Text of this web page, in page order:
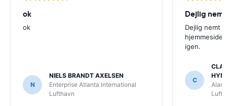
ok
ok
N
NIELS BRANDT AXELSEN
Enterprise Atlanta International
Lufthavn
Dejlig
Dejlig nemt
igen.
C